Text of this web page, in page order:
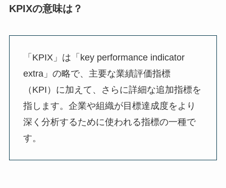
KPIXの意味は？
「KPIX」は「key performance indicator
extra」の略で、主要な業績評価指標
（KPI）に加えて、さらに詳細な追加指標を
指します。企業や組織が目標達成度をより
深く分析するために使われる指標の一種で
す。